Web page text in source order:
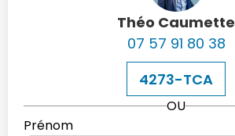
Théo Caumette
07 57 91 80 38
4273-TCA
OU
Prénom